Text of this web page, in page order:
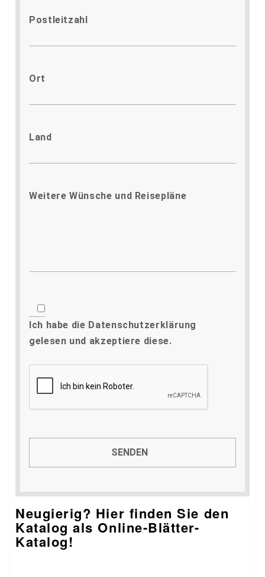
Postleitzahl
Ort
Land
Weitere Wünsche und Reisepläne
Ich habe die Datenschutzerklärung
gelesen und akzeptiere diese.
Neugierig? Hier finden Sie den
Katalog als Online-Blätter-
Katalog!